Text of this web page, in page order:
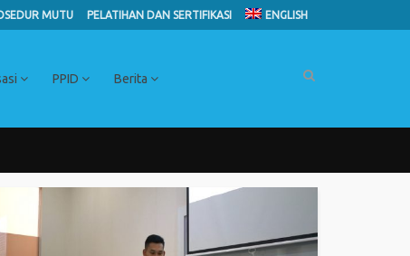
MUTU PELATIHAN DAN SERTIFIKASI ENGLISH
PPID Berita